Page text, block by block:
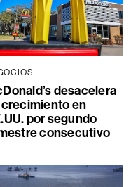
desacelera
en
por segundo
consecutivo